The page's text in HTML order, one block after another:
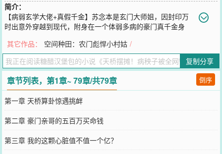
简介：
【病弱玄学大佬+真假千金】苏念本是玄门大师姐，因封印万
时出意外穿越到现代，附身在一个体弱多病的豪门真千金身
住进icu。苏念只好拖着病体在天桥摆摊，抓凶赚悬赏金救养父母。这
时豪门苏家找上门来，要她回家！可苏念一眼看穿他们接她回去，只
不过是为了让她捐心脏救同父异母的妹妹苏悦！什么狗屁豪门，她才
不要回去！有一身的玄门本事，苏念何愁赚不到钱？她的摊位到访的
大佬越来越多。隐匿在暗处观察她许久的某人绷不住了！
您要是觉得《 天桥摆摊！病秧子被全网警察关注
忘记向您QQ群和微博微信里的朋友推荐哦！
其它作品： 空间种田：农门彪悍小村姑 /
复制分享
章节列表，第1章~ 79章/共79章 倒序
第一章 天桥算卦惊遇挑衅
第二章 豪门亲哥的五百万买命钱
第三章 我的这颗心脏值不值一个亿？